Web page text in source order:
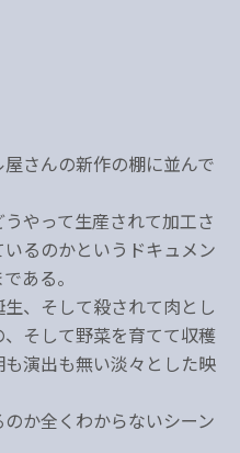
屋さんの新作の棚に並んで
やって生産されて加工さ
るのかというドキュメン
ある。
、そして殺されて肉とし
そして野菜を育てて収穫
演出も無い淡々とした映
か全くわからないシーン